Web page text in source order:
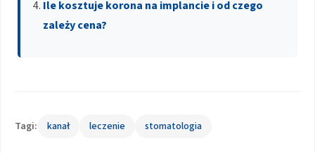
Ile kosztuje korona na implancie i od czego
zależy cena?
Tagi: kanał leczenie stomatologia